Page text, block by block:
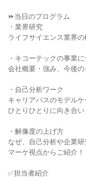
⏩当日のプログラム
・業界研究
ライフサイエンス業界
・キコーテックの事業に
会社概要・強み、今後
・自己分析ワーク
キャリアパスのモデルケ
ひとりひとりに向き合
・解像度の上げ方
なぜ、自己分析や企業
マーケ視点からご紹介！
✅担当者紹介